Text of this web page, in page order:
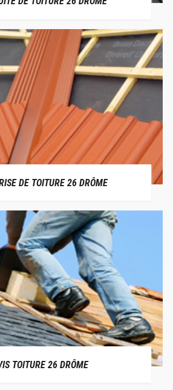
DE TOITURE 26 DRÔME
TOITURE 26 DRÔME